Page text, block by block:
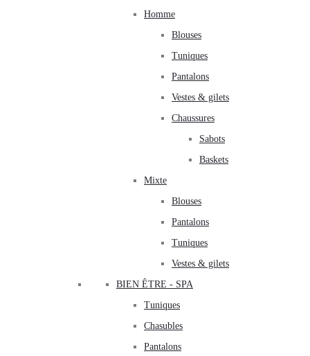
Homme
Blouses
Tuniques
Pantalons
Vestes & gilets
Chaussures
Sabots
Baskets
Mixte
Blouses
Pantalons
Tuniques
Vestes & gilets
BIEN ÊTRE - SPA
Tuniques
Chasubles
Pantalons